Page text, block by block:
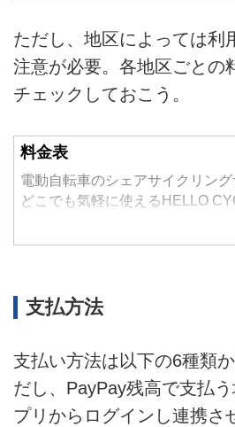
ただし、地区によっては利
注意が必要。各地区ごとの
チェックしておこう。
料金表
電動自転車のシェアサイクリン
どこでも気軽に使えるHELLO
支払方法
支払い方法は以下の6種類
だし、PayPay残高で支払
プリからログインし連携さ